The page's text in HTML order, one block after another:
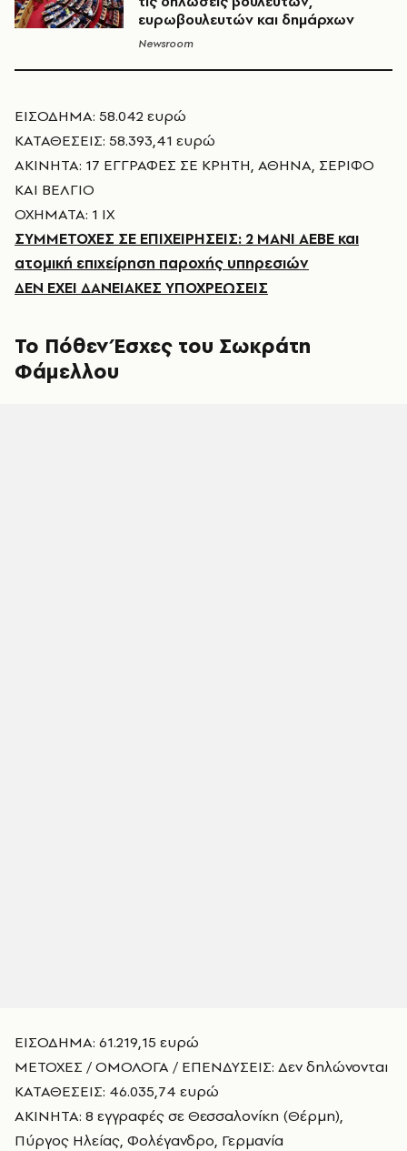
ευρωβουλευτών και δημάρχων
Newsroom
ΕΙΣΟΔΗΜΑ: 58.042 ευρώ
ΚΑΤΑΘΕΣΕΙΣ: 58.393,41 ευρώ
ΑΚΙΝΗΤΑ: 17 ΕΓΓΡΑΦΕΣ ΣΕ ΚΡΗΤΗ, ΑΘΗΝΑ, ΣΕΡΙΦΟ
ΚΑΙ ΒΕΛΓΙΟ
ΟΧΗΜΑΤΑ: 1 ΙΧ
ΣΥΜΜΕΤΟΧΕΣ ΣΕ ΕΠΙΧΕΙΡΗΣΕΙΣ: 2 ΜΑΝΙ ΑΕΒΕ και
ατομική επιχείρηση παροχής υπηρεσιών
ΔΕΝ ΕΧΕΙ ΔΑΝΕΙΑΚΕΣ ΥΠΟΧΡΕΩΣΕΙΣ
Το Πόθεν Έσχες του Σωκράτη
Φάμελλου
ΕΙΣΟΔΗΜΑ: 61.219,15 ευρώ
ΜΕΤΟΧΕΣ / ΟΜΟΛΟΓΑ / ΕΠΕΝΔΥΣΕΙΣ: Δεν δηλώνονται
ΚΑΤΑΘΕΣΕΙΣ: 46.035,74 ευρώ
ΑΚΙΝΗΤΑ: 8 εγγραφές σε Θεσσαλονίκη (Θέρμη),
Πύργος Ηλείας, Φολέγανδρο, Γερμανία